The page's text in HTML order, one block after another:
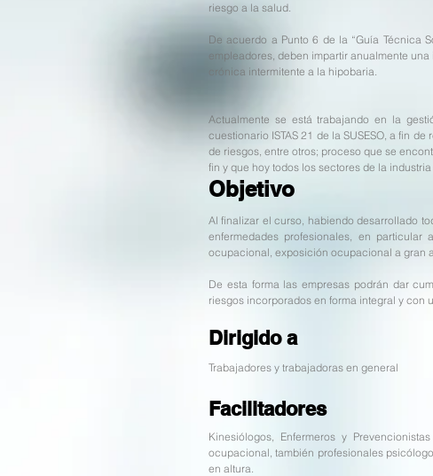
riesgo a la salud.
De acuerdo a Punto 6 de la “Guía Técnica
empleadores, deben impartir anualmente
crónica intermitente a la hipobaria.
Actualmente se está trabajando en la
cuestionario ISTAS 21 de la SUSESO, a fin
de riesgos, entre otros; proceso que se
fin y que hoy todos los sectores de la
Objetivo
Al finalizar el curso, habiendo desarrollado
enfermedades profesionales, en
ocupacional, exposición ocupacional a gran
De esta forma las empresas podrán dar
riesgos incorporados en forma integral y con
Dirigido a
Trabajadores y trabajadoras en general
Facilitadores
Kinesiólogos, Enfermeros y
ocupacional, también profesionales
en altura.